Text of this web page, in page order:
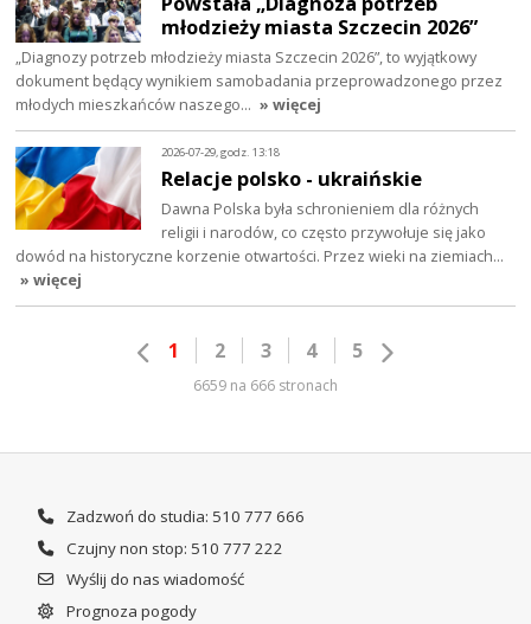
młodzieży miasta Szczecin 2026”
„Diagnozy potrzeb młodzieży miasta Szczecin 2026”, to wyjątkowy
dokument będący wynikiem samobadania przeprowadzonego przez
młodych mieszkańców naszego… » więcej
2026-07-29, godz. 13:18
Relacje polsko - ukraińskie
Dawna Polska była schronieniem dla różnych
religii i narodów, co często przywołuje się jako
dowód na historyczne korzenie otwartości. Przez wieki na ziemiach…
» więcej
1 2 3 4 5
6659 na 666 stronach
Zadzwoń do studia: 510 777 666
Czujny non stop: 510 777 222
Wyślij do nas wiadomość
Prognoza pogody